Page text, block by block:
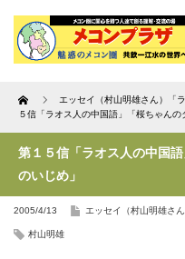
Home エッセイ（村山明雄さん）「
５信「ラオス人の中国語」「桜ちゃんの
第１５信「ラオス人の中国
のいじめ」
2005/4/13 エッセイ（村山明雄さ
村山明雄